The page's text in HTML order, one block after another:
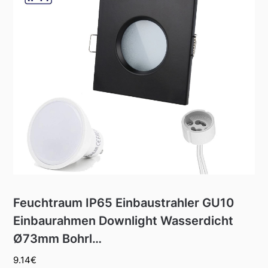
Feuchtraum IP65 Einbaustrahler GU10
Einbaurahmen Downlight Wasserdicht
Ø73mm Bohrl…
9.14€